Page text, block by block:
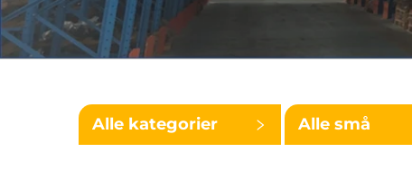
Alle kategorier Alle små